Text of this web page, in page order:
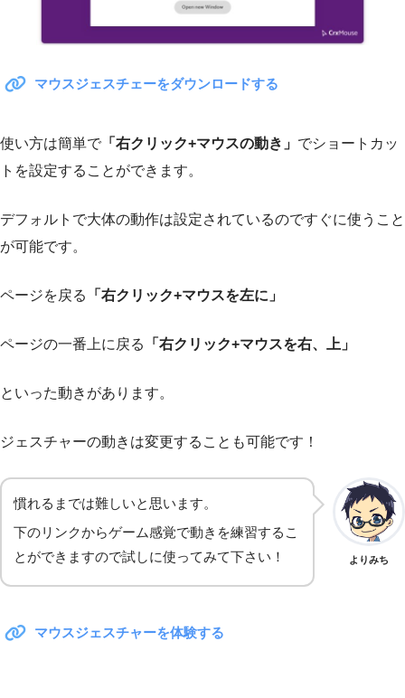
マウスジェスチェーをダウンロードする
使い方は簡単で 「右クリック+マウスの動き」 でショートカッ
トを設定することができます。
デフォルトで大体の動作は設定されているのですぐに使うこと
が可能です。
ページを戻る 「右クリック+マウスを左に」
ページの一番上に戻る 「右クリック+マウスを右、上」
といった動きがあります。
ジェスチャーの動きは変更することも可能です！
慣れるまでは難しいと思います。
下のリンクからゲーム感覚で動きを練習するこ
とができますので試しに使ってみて下さい！
よりみち
マウスジェスチャーを体験する